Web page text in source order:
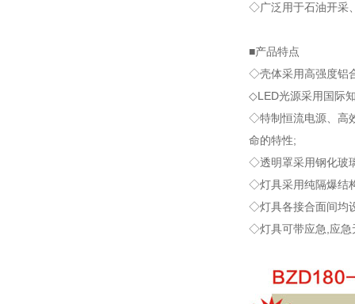
◇广泛用于石油开采
■产品特点
◇壳体采用高强度铝
◇LED光源采用国际
◇特制恒流电源、高
命的特性;
◇透明罩采用钢化玻
◇灯具采用纯隔爆结
◇灯具各接合面间均
◇灯具可带应急,应急